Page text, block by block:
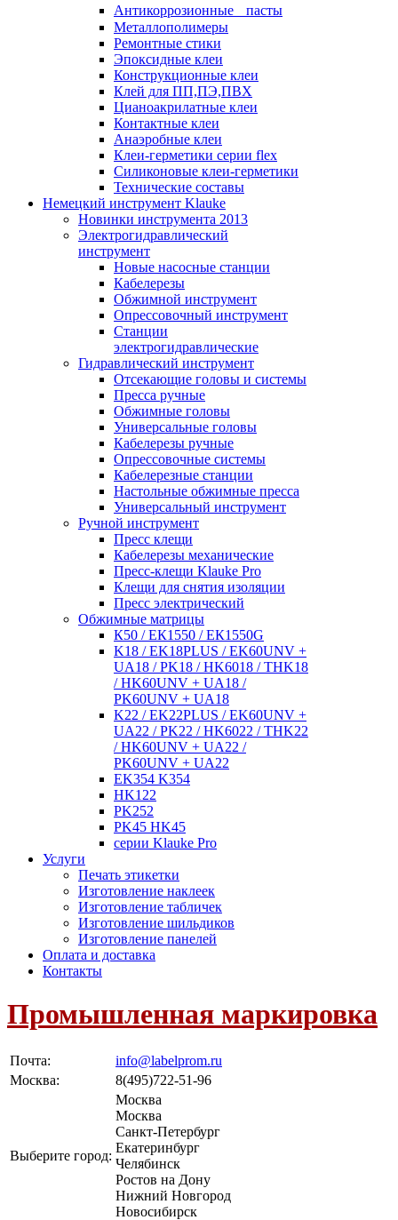
Антикоррозионные пасты
Металлополимеры
Ремонтные стики
Эпоксидные клеи
Конструкционные клеи
Клей для ПП,ПЭ,ПВХ
Цианоакрилатные клеи
Контактные клеи
Анаэробные клеи
Клеи-герметики серии flex
Силиконовые клеи-герметики
Технические составы
Немецкий инструмент Klauke
Новинки инструмента 2013
Электрогидравлический
инструмент
Новые насосные станции
Кабелерезы
Обжимной инструмент
Опрессовочный инструмент
Станции
электрогидравлические
Гидравлический инструмент
Отсекающие головы и системы
Пресса ручные
Обжимные головы
Универсальные головы
Кабелерезы ручные
Опрессовочные системы
Кабелерезные станции
Настольные обжимные пресса
Универсальный инструмент
Ручной инструмент
Пресс клещи
Кабелерезы механические
Пресс-клещи Klauke Pro
Клещи для снятия изоляции
Пресс электрический
Обжимные матрицы
К50 / ЕК1550 / ЕК1550G
K18 / EK18PLUS / EK60UNV +
UA18 / PK18 / HK6018 / THK18
/ HK60UNV + UA18 /
PK60UNV + UA18
K22 / EK22PLUS / EK60UNV +
UA22 / PK22 / HK6022 / THK22
/ HK60UNV + UA22 /
PK60UNV + UA22
EK354 K354
HK122
PK252
PK45 HK45
серии Klauke Pro
Услуги
Печать этикетки
Изготовление наклеек
Изготовление табличек
Изготовление шильдиков
Изготовление панелей
Оплата и доставка
Контакты
Промышленная маркировка
Почта:
info@labelprom.ru
Москва: 8(495)722-51-96
Выберите город:
Москва
Москва
Санкт-Петербург
Екатеринбург
Челябинск
Ростов на Дону
Нижний Новгород
Новосибирск